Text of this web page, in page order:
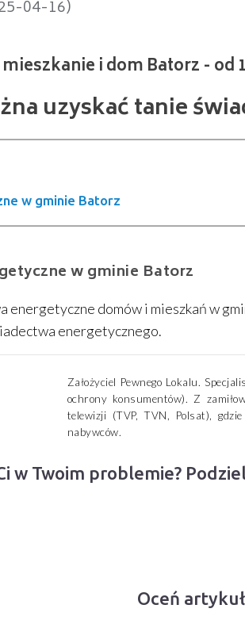
04-16)
uzyskać tanie
w gminie Batorz
w gminie Batorz
energetyczne domów i mieszkań w
energetycznego.
Założyciel Pewnego Lokalu.
ochrony konsumentów). Z
telewizji (TVP, TVN, Polsat),
nabywców.
w Twoim problemie?
Oceń